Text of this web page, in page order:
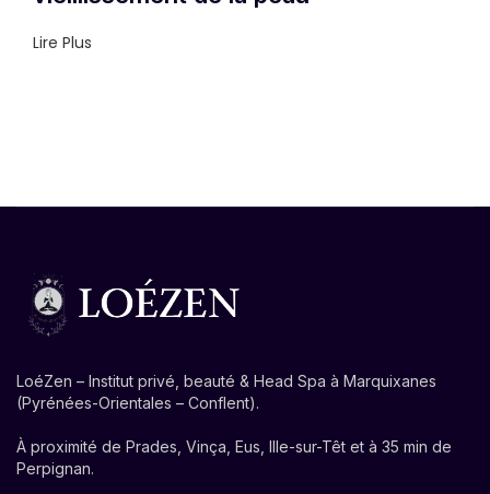
Lire Plus
LoéZen – Institut privé, beauté & Head Spa à Marquixanes
(Pyrénées-Orientales – Conflent).
À proximité de Prades, Vinça, Eus, Ille-sur-Têt et à 35 min de
Perpignan.